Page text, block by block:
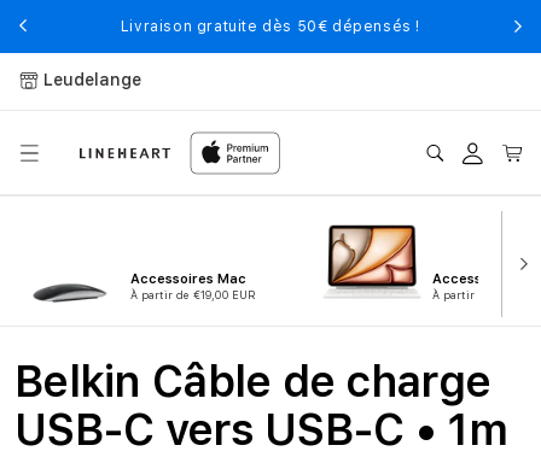
au
contenu
Livraison gratuite dès 50€ dépensés !
Leudelange
Connexion
Panier
Accessoires Mac
À partir de €19,00 EUR
Accessoires
À partir de €9,00
Belkin Câble de charge
USB-C vers USB-C • 1m